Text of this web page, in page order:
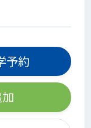
予約